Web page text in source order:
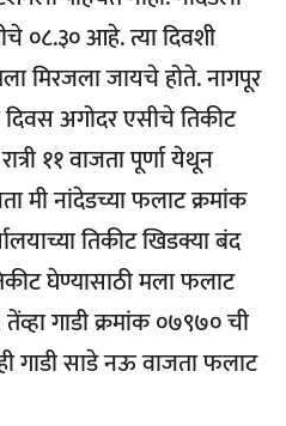
०८.३० आहे. त्या दिवशी
मिरजला जायचे होते. नागपूर
दिवस अगोदर एसीचे तिकीट
११ वाजता पूर्णा येथून
मी नांदेडच्या फलाट क्रमांक
तिकीट खिडक्या बंद
घेण्यासाठी मला फलाट
गाडी क्रमांक ०७९७० ची
गाडी साडे नऊ वाजता फलाट